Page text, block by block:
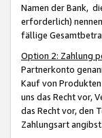
Namen der Bank,
erforderlich)
fällige
Option 2: Zahlung
Partnerkonto
Kauf von
uns das Recht vor,
das Recht vor, den
Zahlungsart